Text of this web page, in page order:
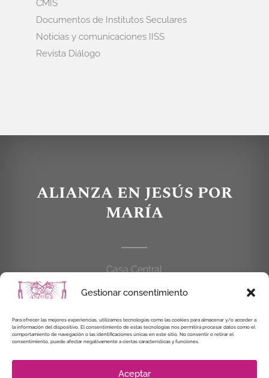
Gestionar consentimiento
Para ofrecer las mejores experiencias, utilizamos tecnologías como las cookies para almacenar y/o acceder a
la información del dispositivo. El consentimiento de estas tecnologías nos permitirá procesar datos como el
comportamiento de navegación o las identificaciones únicas en este sitio. No consentir o retirar el
consentimiento, puede afectar negativamente a ciertas características y funciones.
Aceptar
CMIS
Documentos de Institutos Seculares
Noticias y comunicaciones IISS
Revista Diálogo
ALIANZA EN JESÚS POR
MARÍA
Casa Central
914 462 114
alianzaenjesuspormaria@gmail.com